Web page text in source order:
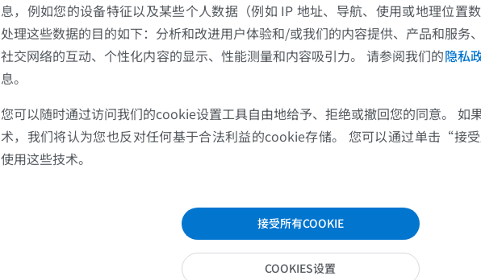
马-牙齿
插画
免費
息，例如您的设备特征以及某些个人数据（例如 IP 地址、导航、使用或地理位置
处理这些数据的目的如下：分析和改进用户体验和/或我们的内容提供、产品和服务
社交网络的互动、个性化内容的显示、性能测量和内容吸引力。 请参阅我们的隐私
息。
您可以随时通过访问我们的cookie设置工具自由地给予、拒绝或撤回您的同意。 如
术，我们将认为您也反对任何基于合法利益的cookie存储。 您可以通过单击“接
使用这些技术。
接受所有COOKIE
COOKIES设置